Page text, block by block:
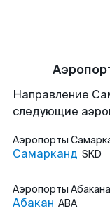
Направление
следующие
Аэропорты
Самарканд SKD
Аэропорты Абакана
Абакан ABA